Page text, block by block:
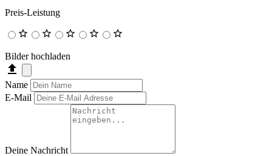
Preis-Leistung
Bilder hochladen
Name
E-Mail
Deine Nachricht